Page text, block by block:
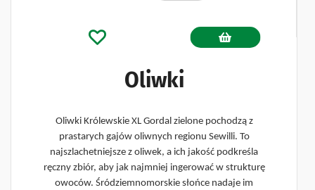
Oliwki
Oliwki Królewskie XL Gordal zielone pochodzą z
prastarych gajów oliwnych regionu Sewilli. To
najszlachetniejsze z oliwek, a ich jakość podkreśla
ręczny zbiór, aby jak najmniej ingerować w strukturę
owoców. Śródziemnomorskie słońce nadaje im